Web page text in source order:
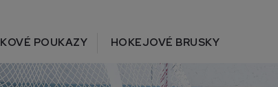
POUKAZY HOKEJOVÉ BRUSKY